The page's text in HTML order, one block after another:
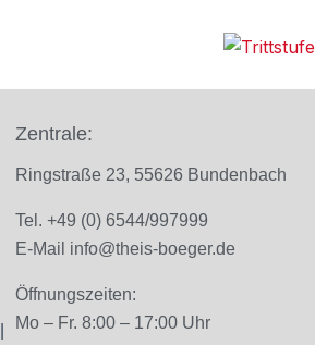
Zentrale:
Ringstraße 23, 55626 Bundenbach
Tel. +49 (0) 6544/997999
E-Mail info@theis-boeger.de
Öffnungszeiten:
Mo – Fr. 8:00 – 17:00 Uhr